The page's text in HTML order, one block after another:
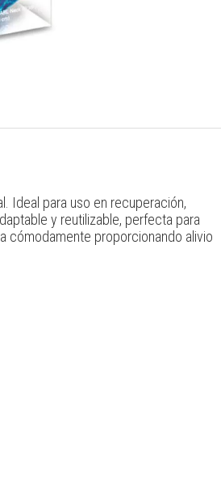
Ideal para uso en recuperación,
y reutilizable, perfecta para
cómodamente proporcionando alivio